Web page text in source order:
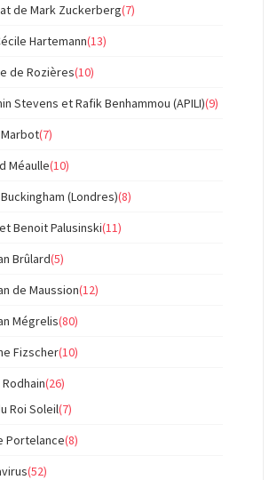
de Mark Zuckerberg(7)
Hartemann(13)
de Rozières(10)
Stevens et Rafik Benhammou (APILI)(9)
Marbot(7)
Méaulle(10)
(Londres)(8)
Benoit Palusinski(11)
Brûlard(5)
de Maussion(12)
Mégrelis(80)
Fizscher(10)
Rodhain(26)
Roi Soleil(7)
Portelance(8)
(52)